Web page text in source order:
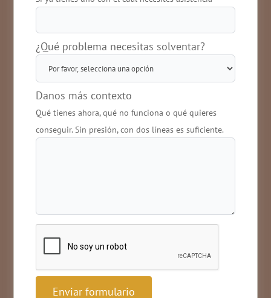
¿Qué problema necesitas solventar?
Danos más contexto
Qué tienes ahora, qué no funciona o qué quieres
conseguir. Sin presión, con dos líneas es suficiente.
Enviar formulario